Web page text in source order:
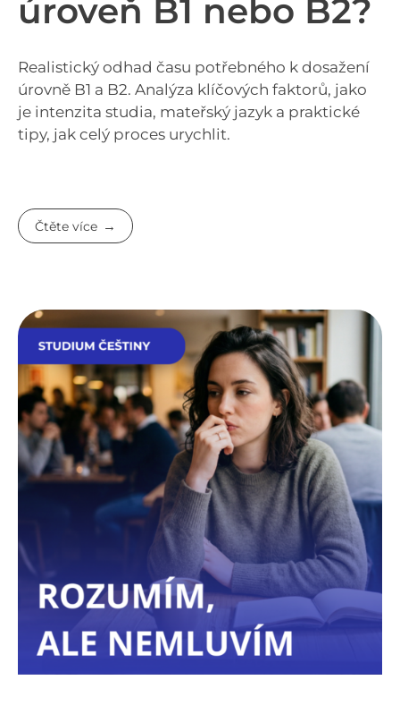
úroveň B1 nebo B2?
Realistický odhad času potřebného k dosažení
úrovně B1 a B2. Analýza klíčových faktorů, jako
je intenzita studia, mateřský jazyk a praktické
tipy, jak celý proces urychlit.
Čtěte více